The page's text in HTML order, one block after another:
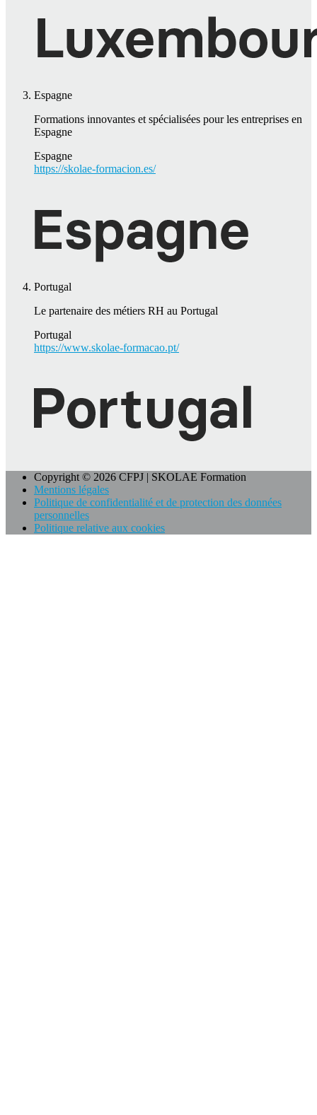
Espagne
Formations innovantes et spécialisées pour les entreprises en
Espagne
Espagne
https://skolae-formacion.es/
Portugal
Le partenaire des métiers RH au Portugal
Portugal
https://www.skolae-formacao.pt/
Copyright © 2026 CFPJ | SKOLAE Formation
Mentions légales
Politique de confidentialité et de protection des données
personnelles
Politique relative aux cookies